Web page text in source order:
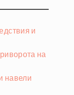
и
на
навели